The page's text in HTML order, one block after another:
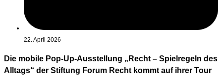
22. April 2026
Die mobile Pop-Up-Ausstellung „Recht – Spielregeln des
Alltags“ der Stiftung Forum Recht kommt auf ihrer Tour